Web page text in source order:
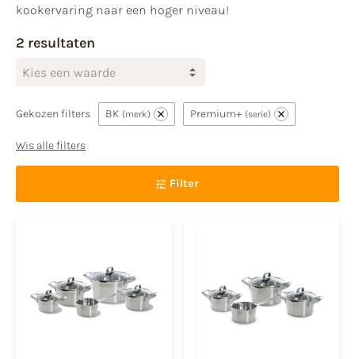
kookervaring naar een hoger niveau!
2 resultaten
Kies een waarde
Gekozen filters BK merk Premium+ serie
Wis alle filters
Filter